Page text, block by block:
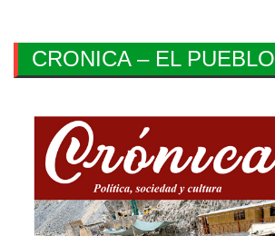
CRONICA – EL PUEBLO